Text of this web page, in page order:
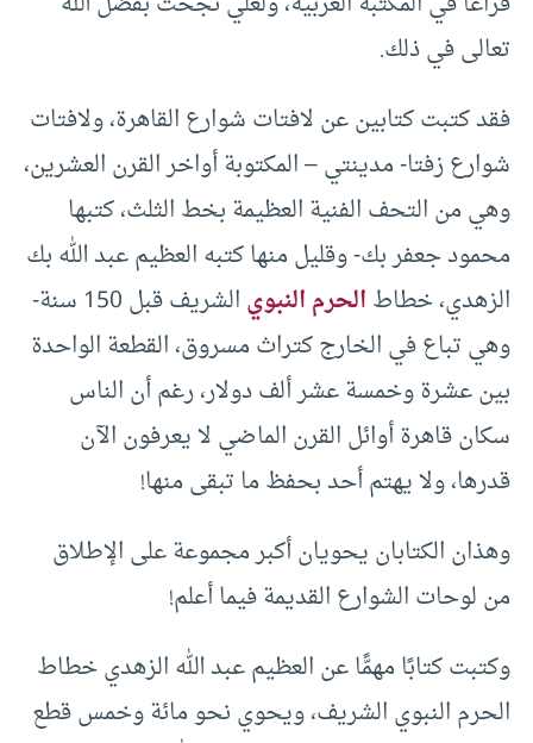
تعالى في ذلك.
فقد كتبت كتابين عن لافتات شوارع القاهرة، ولافتات
شوارع زفتا- مدينتي – المكتوبة أواخر القرن العشرين،
وهي من التحف الفنية العظيمة بخط الثلث، كتبها
محمود جعفر بك- وقليل منها كتبه العظيم عبد الله بك
الزهدي، خطاطالحرم النبوي
الشريف قبل 150 سنة-
وهي تباع في الخارج كتراث مسروق، القطعة الواحدة
بين عشرة وخمسة عشر ألف دولار، رغم أن الناس
سكان قاهرة أوائل القرن الماضي لا يعرفون الآن
قدرها، ولا يهتم أحد بحفظ ما تبقى منها!
وهذان الكتابان يحويان أكبر مجموعة على الإطلاق
من لوحات الشوارع القديمة فيما أعلم!
وكتبت كتابًا مهمًّا عن العظيم عبد الله الزهدي خطاط
الحرم النبوي الشريف، ويحوي نحو مائة وخمس قطع